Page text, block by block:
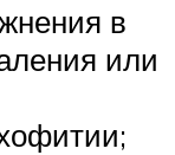
в
или